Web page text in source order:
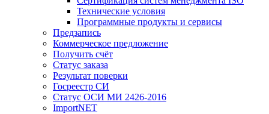
Технические условия
Программные продукты и сервисы
Предзапись
Коммерческое предложение
Получить счёт
Статус заказа
Результат поверки
Госреестр СИ
Статус ОСИ МИ 2426-2016
ImportNET